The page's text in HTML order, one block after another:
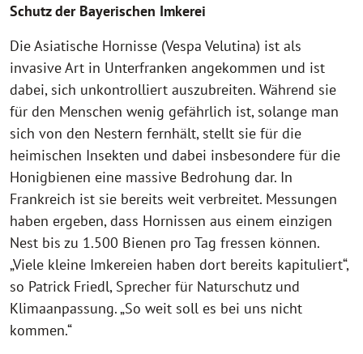
Schutz der Bayerischen Imkerei
Die Asiatische Hornisse (Vespa Velutina) ist als
invasive Art in Unterfranken angekommen und ist
dabei, sich unkontrolliert auszubreiten. Während sie
für den Menschen wenig gefährlich ist, solange man
sich von den Nestern fernhält, stellt sie für die
heimischen Insekten und dabei insbesondere für die
Honigbienen eine massive Bedrohung dar. In
Frankreich ist sie bereits weit verbreitet. Messungen
haben ergeben, dass Hornissen aus einem einzigen
Nest bis zu 1.500 Bienen pro Tag fressen können.
„Viele kleine Imkereien haben dort bereits kapituliert“,
so Patrick Friedl, Sprecher für Naturschutz und
Klimaanpassung. „So weit soll es bei uns nicht
kommen.“